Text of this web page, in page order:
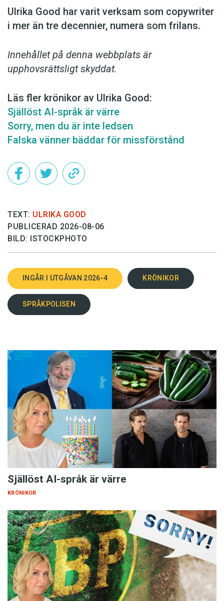
Ulrika Good har varit verksam som copy­writer
i mer än tre decennier, numera som frilans.
Innehållet på denna webbplats är
upphovsrättsligt skyddat.
Läs fler krönikor av Ulrika Good:
Själlöst AI-språk är värre
Sorry, men du är inte ledsen
Falska vänner bäddar för missförstånd
TEXT: ULRIKA GOOD
PUBLICERAD 2026-08-06
BILD: ISTOCKPHOTO
INGÅR I UTGÅVAN 2026-4 KRÖNIKOR
SPRÅKPOLISEN
Själlöst AI-språk är värre
KRÖNIKOR